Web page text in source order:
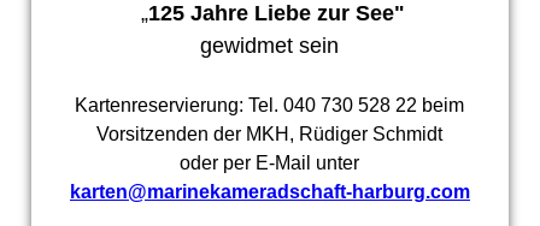
„125 Jahre Liebe zur See"
gewidmet sein
Kartenreservierung: Tel. 040 730 528 22 beim
Vorsitzenden der MKH, Rüdiger Schmidt
oder per E-Mail unter
karten@marinekameradschaft-harburg.com